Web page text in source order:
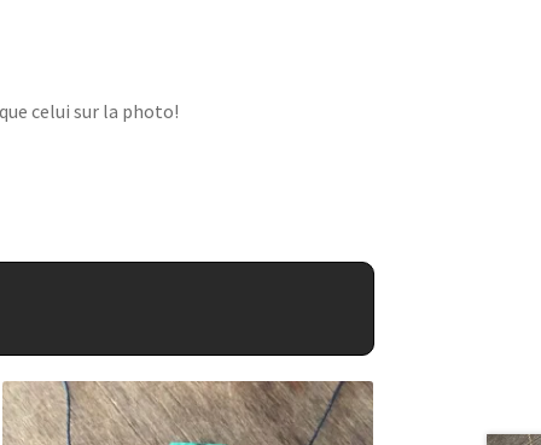
celui sur la photo!